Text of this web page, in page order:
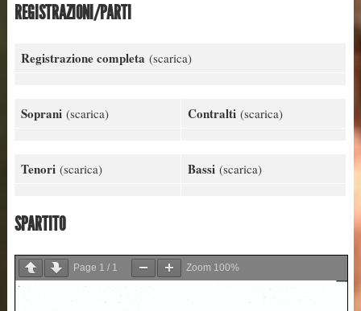
REGISTRAZIONI/PARTI
Registrazione completa (scarica)
Soprani (scarica) Contralti (scarica)
Tenori (scarica) Bassi (scarica)
SPARTITO
Page 1 / 1 Zoom 100%